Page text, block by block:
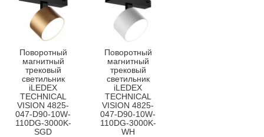
Поворотный
магнитный
трековый
светильник
iLEDEX
TECHNICAL
VISION 4825-
047-D90-10W-
110DG-3000K-
SGD
Поворотный
магнитный
трековый
светильник
iLEDEX
TECHNICAL
VISION 4825-
047-D90-10W-
110DG-3000K-
WH